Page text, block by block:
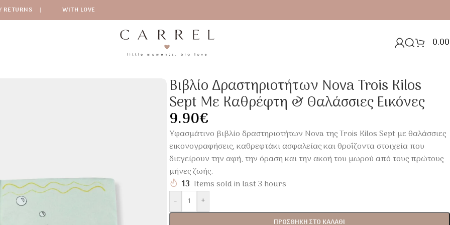
RETURNS | WITH LOVE
0.00
Βιβλίο Δραστηριοτήτων Nova Trois Kilos
Sept Με Καθρέφτη & Θαλάσσιες Εικόνες
9.90€
Υφασμάτινο βιβλίο δραστηριοτήτων Nova της Trois Kilos Sept με θαλάσσιες
εικονογραφήσεις, καθρεφτάκι ασφαλείας και θροΐζοντα στοιχεία που
διεγείρουν την αφή, την όραση και την ακοή του μωρού από τους πρώτους
μήνες ζωής.
13 Items sold in last 3 hours
-
+
ΠΡΟΣΘΉΚΗ ΣΤΟ ΚΑΛΆΘΙ